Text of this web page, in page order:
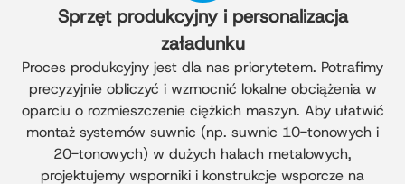
Sprzęt produkcyjny i personalizacja
załadunku
Proces produkcyjny jest dla nas priorytetem. Potrafimy
precyzyjnie obliczyć i wzmocnić lokalne obciążenia w
oparciu o rozmieszczenie ciężkich maszyn. Aby ułatwić
montaż systemów suwnic (np. suwnic 10-tonowych i
20-tonowych) w dużych halach metalowych,
projektujemy wsporniki i konstrukcje wsporcze na